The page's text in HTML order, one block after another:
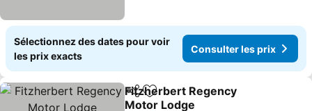
Sélectionnez des dates pour voir
les prix exacts
Consulter les prix
PartagerAjouter à mes favoris
Fitzherbert Regency
Motor Lodge